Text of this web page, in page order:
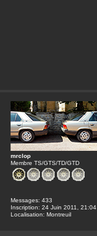
mrclop
Membre TS/GTS/TD/GTD
Messages: 433
Inscription: 24 Juin 2011, 21:04
Localisation: Montreuil